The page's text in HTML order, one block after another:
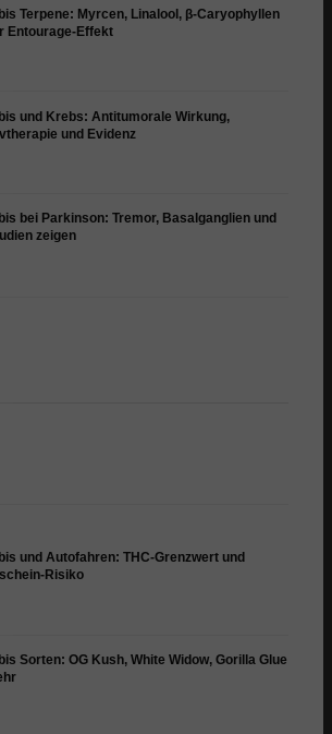
Terpene: Myrcen, Linalool, β-Caryophyllen
Entourage-Effekt
und Krebs: Antitumorale Wirkung,
und Evidenz
bei Parkinson: Tremor, Basalganglien und
zeigen
und Autofahren: THC-Grenzwert und
Risiko
Sorten: OG Kush, White Widow, Gorilla Glue